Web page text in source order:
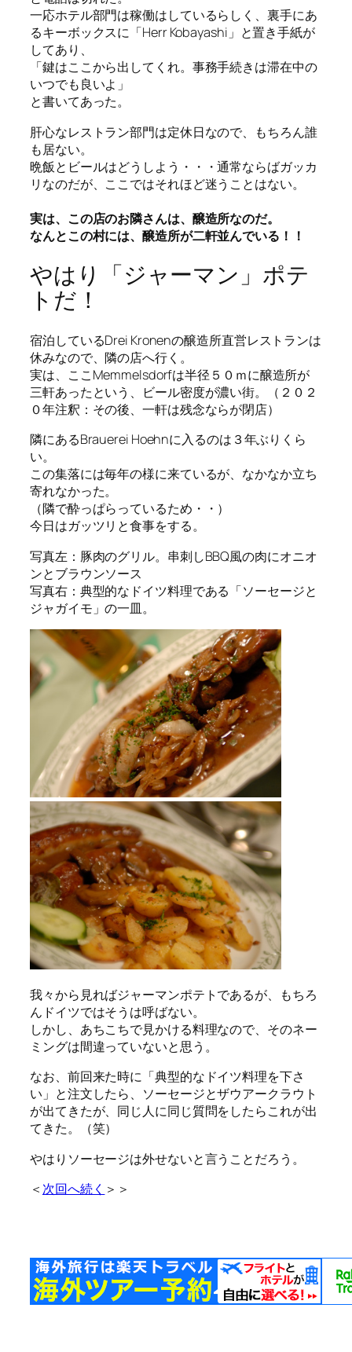
一応ホテル部門は稼働はしているらしく、裏手にあ
るキーボックスに「Herr Kobayashi」と置き手紙が
してあり、
「鍵はここから出してくれ。事務手続きは滞在中の
いつでも良いよ」
と書いてあった。
肝心なレストラン部門は定休日なので、もちろん誰
も居ない。
晩飯とビールはどうしよう・・・通常ならばガッカ
リなのだが、ここではそれほど迷うことはない。
実は、この店のお隣さんは、醸造所なのだ。
なんとこの村には、醸造所が二軒並んでいる！！
やはり「ジャーマン」ポテ
トだ！
宿泊しているDrei Kronenの醸造所直営レストランは
休みなので、隣の店へ行く。
実は、ここMemmelsdorfは半径５０ｍに醸造所が
三軒あったという、ビール密度が濃い街。（２０２
０年注釈：その後、一軒は残念ならが閉店）
隣にあるBrauerei Hoehnに入るのは３年ぶりくら
い。
この集落には毎年の様に来ているが、なかなか立ち
寄れなかった。
（隣で酔っぱらっているため・・）
今日はガッツリと食事をする。
写真左：豚肉のグリル。串刺しBBQ風の肉にオニオ
ンとブラウンソース
写真右：典型的なドイツ料理である「ソーセージと
ジャガイモ」の一皿。
我々から見ればジャーマンポテトであるが、もちろ
んドイツではそうは呼ばない。
しかし、あちこちで見かける料理なので、そのネー
ミングは間違っていないと思う。
なお、前回来た時に「典型的なドイツ料理を下さ
い」と注文したら、ソーセージとザウアークラウト
が出てきたが、同じ人に同じ質問をしたらこれが出
てきた。（笑）
やはりソーセージは外せないと言うことだろう。
＜ 次回へ続く ＞＞